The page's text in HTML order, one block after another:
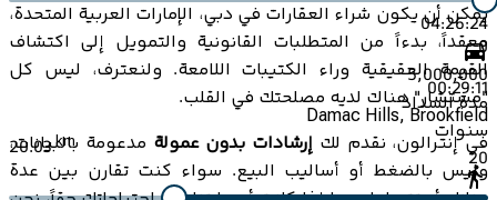
يمكن أن يكون شراء العقارات في دبي، الإمارات العربية المتحدة،
معقداً، بدءاً من المتطلبات القانونية والتمويل إلى اكتشاف
القيمة الحقيقية وراء الكتيبات اللامعة. ولنعترف، ليس كل
"مستشار" هناك لديه مصلحتك في القلب.
في إنترالون، نقدم لك إرشادات بدون عمولة مدعومة بالبيانات،
وليس بالضغط أو أساليب البيع. سواء كنت تقارن بين عدة
04:26:24
00:29:11
Damac Hills, Brookfield
20.03km
0
5,000,000
مدة السداد
سنوات
20